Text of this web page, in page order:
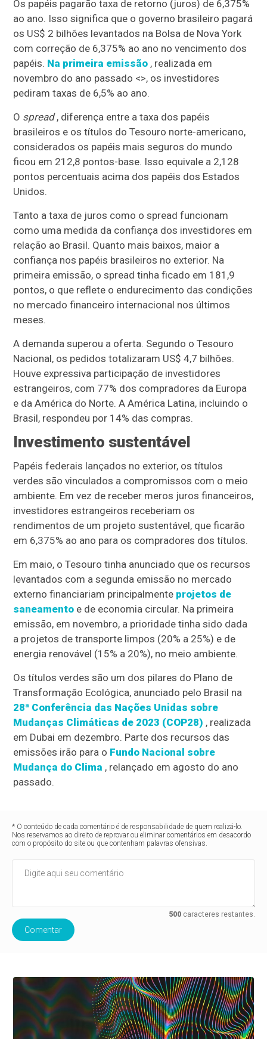
Os papéis pagarão taxa de retorno (juros) de 6,375%
ao ano. Isso significa que o governo brasileiro pagará
os US$ 2 bilhões levantados na Bolsa de Nova York
com correção de 6,375% ao ano no vencimento dos
papéis. Na primeira emissão , realizada em
novembro do ano passado <>, os investidores
pediram taxas de 6,5% ao ano.
O spread, diferença entre a taxa dos papéis
brasileiros e os títulos do Tesouro norte-americano,
considerados os papéis mais seguros do mundo
ficou em 212,8 pontos-base. Isso equivale a 2,128
pontos percentuais acima dos papéis dos Estados
Unidos.
Tanto a taxa de juros como o spread funcionam
como uma medida da confiança dos investidores em
relação ao Brasil. Quanto mais baixos, maior a
confiança nos papéis brasileiros no exterior. Na
primeira emissão, o spread tinha ficado em 181,9
pontos, o que reflete o endurecimento das condições
no mercado financeiro internacional nos últimos
meses.
A demanda superou a oferta. Segundo o Tesouro
Nacional, os pedidos totalizaram US$ 4,7 bilhões.
Houve expressiva participação de investidores
estrangeiros, com 77% dos compradores da Europa
e da América do Norte. A América Latina, incluindo o
Brasil, respondeu por 14% das compras.
Investimento sustentável
Papéis federais lançados no exterior, os títulos
verdes são vinculados a compromissos com o meio
ambiente. Em vez de receber meros juros financeiros,
investidores estrangeiros receberiam os
rendimentos de um projeto sustentável, que ficarão
em 6,375% ao ano para os compradores dos títulos.
Em maio, o Tesouro tinha anunciado que os recursos
levantados com a segunda emissão no mercado
externo financiariam principalmente projetos de
saneamento e de economia circular. Na primeira
emissão, em novembro, a prioridade tinha sido dada
a projetos de transporte limpos (20% a 25%) e de
energia renovável (15% a 20%), no meio ambiente.
Os títulos verdes são um dos pilares do Plano de
Transformação Ecológica, anunciado pelo Brasil na
28ª Conferência das Nações Unidas sobre
Mudanças Climáticas de 2023 (COP28) , realizada
em Dubai em dezembro. Parte dos recursos das
emissões irão para o Fundo Nacional sobre
Mudança do Clima , relançado em agosto do ano
passado.
* O conteúdo de cada comentário é de responsabilidade de quem realizá-lo.
Nos reservamos ao direito de reprovar ou eliminar comentários em desacordo
com o propósito do site ou que contenham palavras ofensivas.
500caracteres restantes.
Comentar